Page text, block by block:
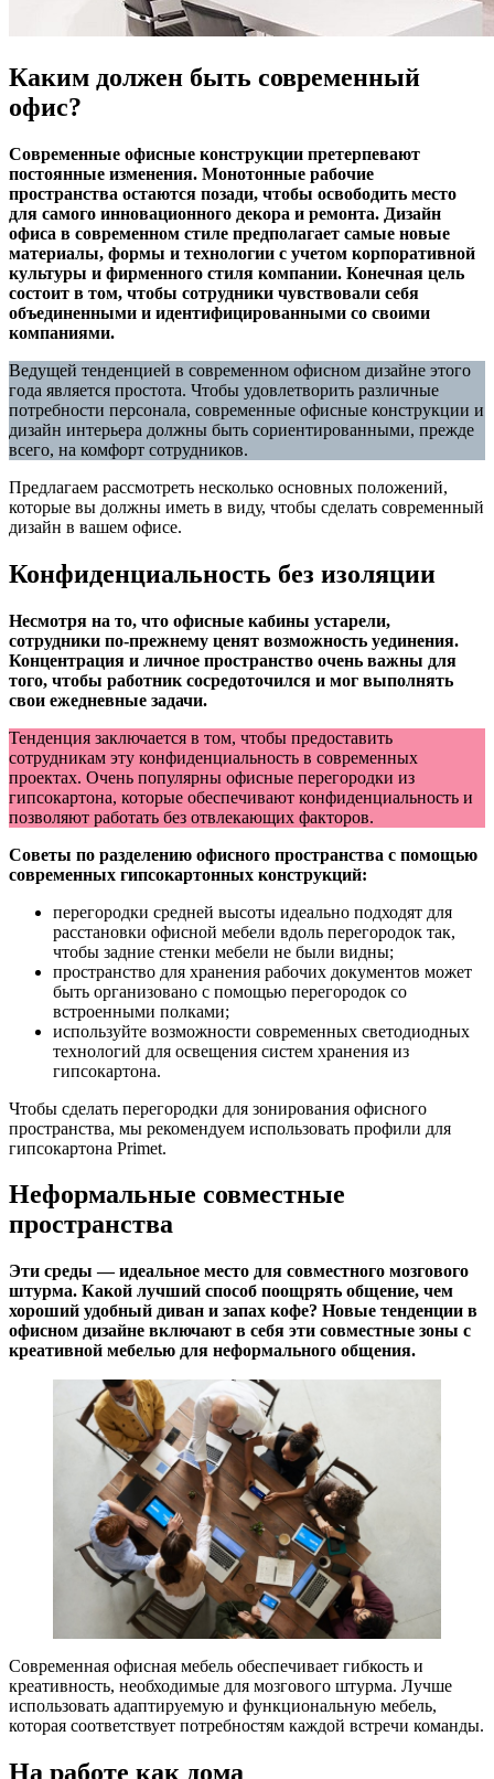
Каким должен быть современный
офис?
Современные офисные конструкции претерпевают
постоянные изменения. Монотонные рабочие
пространства остаются позади, чтобы освободить место
для самого инновационного декора и ремонта. Дизайн
офиса в современном стиле предполагает самые новые
материалы, формы и технологии с учетом корпоративной
культуры и фирменного стиля компании. Конечная цель
состоит в том, чтобы сотрудники чувствовали себя
объединенными и идентифицированными со своими
компаниями.
Ведущей тенденцией в современном офисном дизайне этого
года является простота. Чтобы удовлетворить различные
потребности персонала, современные офисные конструкции и
дизайн интерьера должны быть сориентированными, прежде
всего, на комфорт сотрудников.
Предлагаем рассмотреть несколько основных положений,
которые вы должны иметь в виду, чтобы сделать современный
дизайн в вашем офисе.
Конфиденциальность без изоляции
Несмотря на то, что офисные кабины устарели,
сотрудники по-прежнему ценят возможность уединения.
Концентрация и личное пространство очень важны для
того, чтобы работник сосредоточился и мог выполнять
свои ежедневные задачи.
Тенденция заключается в том, чтобы предоставить
сотрудникам эту конфиденциальность в современных
проектах. Очень популярны офисные перегородки из
гипсокартона, которые обеспечивают конфиденциальность и
позволяют работать без отвлекающих факторов.
Советы по разделению офисного пространства с помощью
современных гипсокартонных конструкций:
перегородки средней высоты идеально подходят для
расстановки офисной мебели вдоль перегородок так,
чтобы задние стенки мебели не были видны;
пространство для хранения рабочих документов может
быть организовано с помощью перегородок со
встроенными полками;
используйте возможности современных светодиодных
технологий для освещения систем хранения из
гипсокартона.
Чтобы сделать перегородки для зонирования офисного
пространства, мы рекомендуем использовать профили для
гипсокартона Primet.
Неформальные совместные
пространства
Эти среды — идеальное место для совместного мозгового
штурма. Какой лучший способ поощрять общение, чем
хороший удобный диван и запах кофе? Новые тенденции в
офисном дизайне включают в себя эти совместные зоны с
креативной мебелью для неформального общения.
Современная офисная мебель обеспечивает гибкость и
креативность, необходимые для мозгового штурма. Лучше
использовать адаптируемую и функциональную мебель,
которая соответствует потребностям каждой встречи команды.
На работе как дома